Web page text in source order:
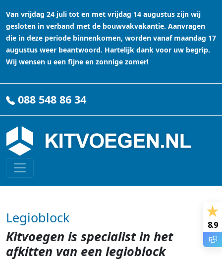
Van vrijdag 24 juli tot en met vrijdag 14 augustus zijn wij
gesloten in verband met de bouwvakvakantie. Aanvragen
die in deze periode binnenkomen, worden vanaf maandag 17
augustus weer beantwoord. Hartelijk dank voor uw begrip.
Wij wensen u een fijne en zonnige zomer!
088 548 86 34
Legioblock
Kitvoegen is specialist in het
afkitten van een legioblock
8.9